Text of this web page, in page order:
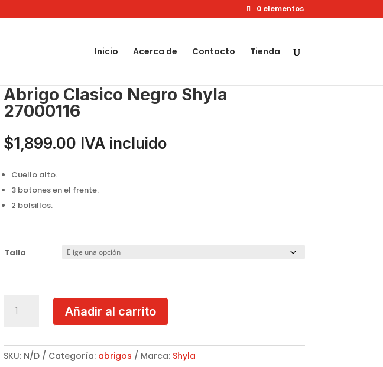
0 elementos
Inicio Acerca de Contacto Tienda
Abrigo Clasico Negro Shyla
27000116
$1,899.00 IVA incluido
Cuello alto.
3 botones en el frente.
2 bolsillos.
Talla
Clasico
27000116
Añadir al carrito
SKU: N/D Categoría: abrigos Marca: Shyla